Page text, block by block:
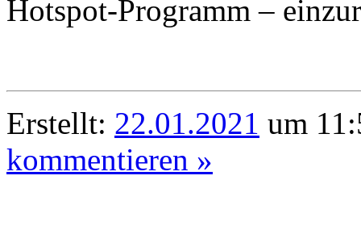
Hotspot-Programm –
Erstellt: 22.01.2021 um
kommentieren »